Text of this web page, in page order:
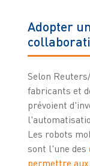
Adopter
Selon
fabricants et
prévoient
Les robots
sont l'une des
permettre